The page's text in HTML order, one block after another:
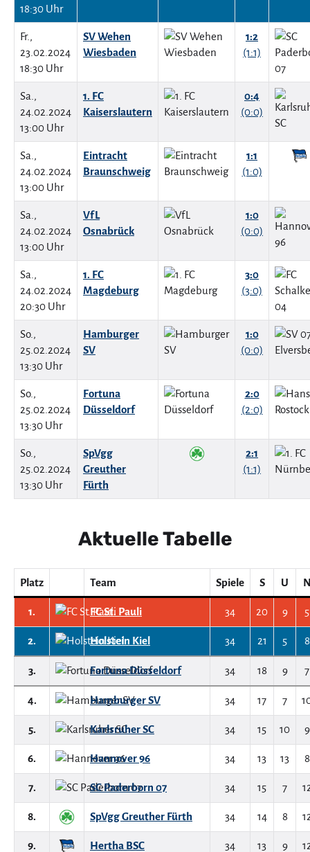
18:30 Uhr
Fr.,
23.02.2024
18:30 Uhr
SV Wehen
Wiesbaden
1:2
(1:1)
Sa.,
24.02.2024
13:00 Uhr
1. FC
Kaiserslautern
0:4
(0:0)
Sa.,
24.02.2024
13:00 Uhr
Eintracht
Braunschweig
1:1
(1:0)
Sa.,
24.02.2024
13:00 Uhr
VfL
Osnabrück
1:0
(0:0)
Sa.,
24.02.2024
20:30 Uhr
1. FC
Magdeburg
3:0
(3:0)
So.,
25.02.2024
13:30 Uhr
Hamburger
SV
1:0
(0:0)
So.,
25.02.2024
13:30 Uhr
Fortuna
Düsseldorf
2:0
(2:0)
So.,
25.02.2024
13:30 Uhr
SpVgg
Greuther
Fürth
2:1
(1:1)
Aktuelle Tabelle
Platz Team Spiele S U
1. FC St. Pauli 34 20 9 5
2. Holstein Kiel 34 21 5 8
3. Fortuna Düsseldorf 34 18 9 7
4. Hamburger SV 34 17 7
5. Karlsruher SC 34 15 10 9
6. Hannover 96 34 13 13 8
7. SC Paderborn 07 34 15 7
8. SpVgg Greuther Fürth 34 14 8
9. Hertha BSC 34 13 9